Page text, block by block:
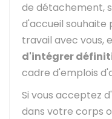
de détachement,
d'accueil souhaite
travail avec vous,
d'intégrer
cadre d'emplois
Si vous acceptez
dans votre corps